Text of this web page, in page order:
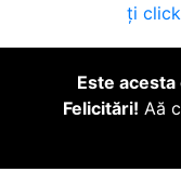
ți
Este
Felicitări! Aă